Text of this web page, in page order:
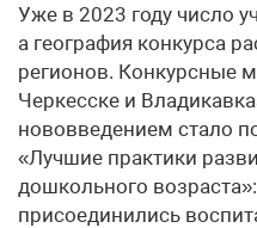
Уже в 2023 году число
а география конкурса
регионов. Конкурсные
Черкесске и
нововведением стало
«Лучшие практики
дошкольного
присоединились